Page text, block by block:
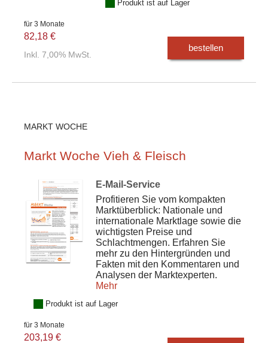
Produkt ist auf Lager
für 3 Monate
82,18 €
Inkl. 7,00% MwSt.
bestellen
MARKT WOCHE
Markt Woche Vieh & Fleisch
E-Mail-Service
Profitieren Sie vom kompakten
Marktüberblick: Nationale und
internationale Marktlage sowie die
wichtigsten Preise und
Schlachtmengen. Erfahren Sie
mehr zu den Hintergründen und
Fakten mit den Kommentaren und
Analysen der Marktexperten.
Mehr
Produkt ist auf Lager
für 3 Monate
203,19 €